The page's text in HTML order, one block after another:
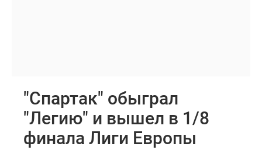
"Спартак" обыграл
"Легию" и вышел в 1/8
финала Лиги Европы